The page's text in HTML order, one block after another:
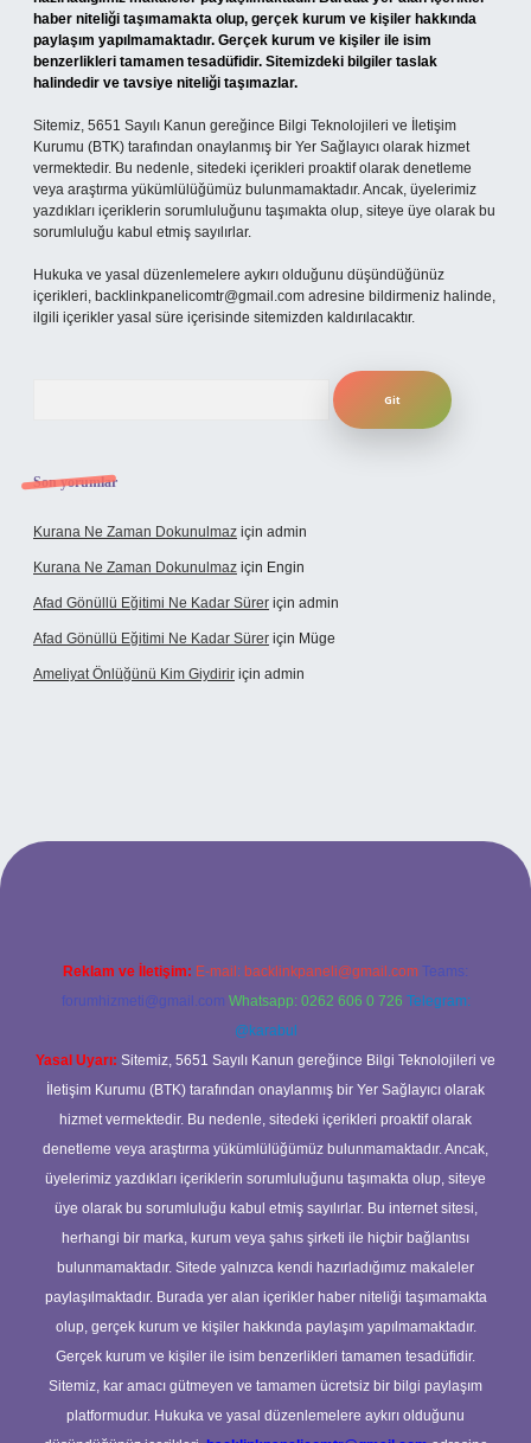
haber niteliği taşımamakta olup, gerçek kurum ve kişiler hakkında
paylaşım yapılmamaktadır. Gerçek kurum ve kişiler ile isim
benzerlikleri tamamen tesadüfidir. Sitemizdeki bilgiler taslak
halindedir ve tavsiye niteliği taşımazlar.
Sitemiz, 5651 Sayılı Kanun gereğince Bilgi Teknolojileri ve İletişim
Kurumu (BTK) tarafından onaylanmış bir Yer Sağlayıcı olarak hizmet
vermektedir. Bu nedenle, sitedeki içerikleri proaktif olarak denetleme
veya araştırma yükümlülüğümüz bulunmamaktadır. Ancak, üyelerimiz
yazdıkları içeriklerin sorumluluğunu taşımakta olup, siteye üye olarak bu
sorumluluğu kabul etmiş sayılırlar.
Hukuka ve yasal düzenlemelere aykırı olduğunu düşündüğünüz
içerikleri, backlinkpanelicomtr@gmail.com adresine bildirmeniz halinde,
ilgili içerikler yasal süre içerisinde sitemizden kaldırılacaktır.
Son yorumlar
Kurana Ne Zaman Dokunulmaz için admin
Kurana Ne Zaman Dokunulmaz için Engin
Afad Gönüllü Eğitimi Ne Kadar Sürer için admin
Afad Gönüllü Eğitimi Ne Kadar Sürer için Müge
Ameliyat Önlüğünü Kim Giydirir için admin
giriş
Reklam ve İletişim: E-mail: backlinkpaneli@gmail.com Teams:
forumhizmeti@gmail.com Whatsapp: 0262 606 0 726 Telegram:
@karabul
Yasal Uyarı: Sitemiz, 5651 Sayılı Kanun gereğince Bilgi Teknolojileri ve
İletişim Kurumu (BTK) tarafından onaylanmış bir Yer Sağlayıcı olarak
hizmet vermektedir. Bu nedenle, sitedeki içerikleri proaktif olarak
denetleme veya araştırma yükümlülüğümüz bulunmamaktadır. Ancak,
üyelerimiz yazdıkları içeriklerin sorumluluğunu taşımakta olup, siteye
üye olarak bu sorumluluğu kabul etmiş sayılırlar. Bu internet sitesi,
herhangi bir marka, kurum veya şahıs şirketi ile hiçbir bağlantısı
bulunmamaktadır. Sitede yalnızca kendi hazırladığımız makaleler
paylaşılmaktadır. Burada yer alan içerikler haber niteliği taşımamakta
olup, gerçek kurum ve kişiler hakkında paylaşım yapılmamaktadır.
Gerçek kurum ve kişiler ile isim benzerlikleri tamamen tesadüfidir.
Sitemiz, kar amacı gütmeyen ve tamamen ücretsiz bir bilgi paylaşım
platformudur. Hukuka ve yasal düzenlemelere aykırı olduğunu